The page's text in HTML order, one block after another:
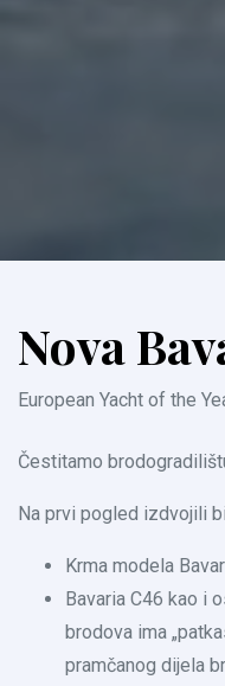
Nova
European Yacht of the
Čestitamo
Na prvi pogled izdvojili
Krma modela
Bavaria C46 kao i
brodova ima
pramčanog dijela